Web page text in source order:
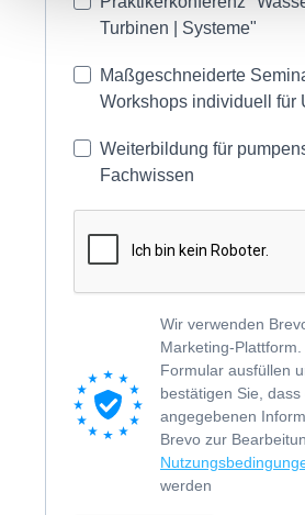
Turbinen | Systeme"
Maßgeschneiderte
Workshops individuell für
Weiterbildung für
Fachwissen
Wir verwenden
Marketing-
Formular ausfüllen
bestätigen Sie,
angegebenen
Brevo zur
werden